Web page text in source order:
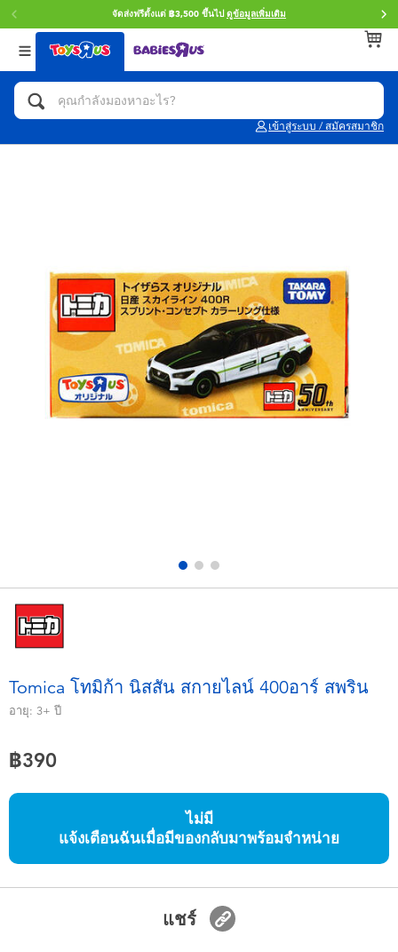
จัดส่งฟรีตั้งแต่ ฿3,500 ขึ้นไป ดูข้อมูลเพิ่มเติม
เข้าสู่ระบบ / สมัครสมาชิก
กลับ
หมวดหมู่
แอคชั่นฟิกเกอร์ และการสวมบทบาทเป็นฮีโร่
กิจกรรมและงานคราฟท์
ตุ๊กตาและของสะสม
อุปกรณ์อิเล็คทรอนิกส์
กิจกรรมกลางแจ้งและกีฬา
ปาร์ตี้
ของเล่นนุ่มนิ่ม
ของเล่นสำหรับเด็กทารกและวัยหัดเดิน
แบตเตอรี่
Nintendo Switch
กลับ
แบรนด์
Toy Story ทอย สตอรี่
Blokees บล็อคคีส์
Zuru ซูรู
X-Shot
Marvel มาร์เวล
กลับ
Age
0~2 ปี
12~14 ปี
14+ ปี
Tomica โทมิก้า นิสสัน สกายไลน์ 400อาร์ สพริน
อายุ: 3+ ปี
฿390
ไม่มี
แจ้งเตือนฉันเมื่อมีของกลับมาพร้อมจำหน่าย
แชร์